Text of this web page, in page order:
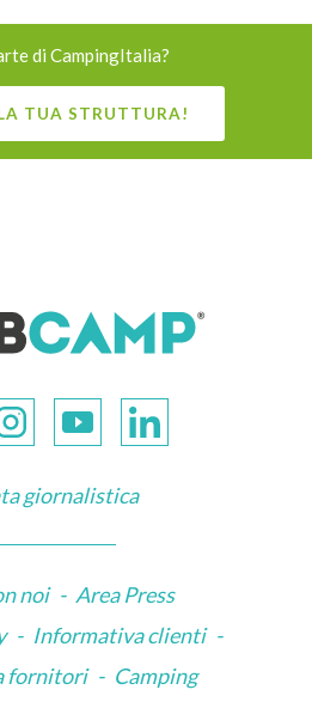
di CampingItalia?
TUA STRUTTURA!
giornalistica
noi - Area Press
- Informativa clienti -
fornitori - Camping